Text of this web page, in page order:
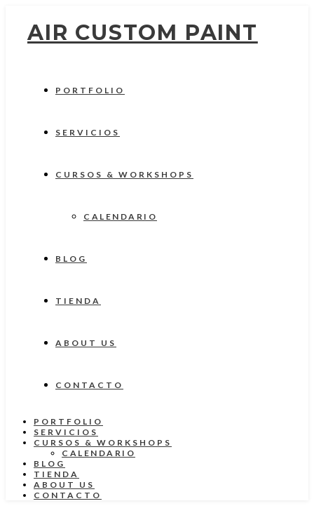
AIR CUSTOM PAINT
PORTFOLIO
SERVICIOS
CURSOS & WORKSHOPS
CALENDARIO
BLOG
TIENDA
ABOUT US
CONTACTO
PORTFOLIO
SERVICIOS
CURSOS & WORKSHOPS
CALENDARIO
BLOG
TIENDA
ABOUT US
CONTACTO